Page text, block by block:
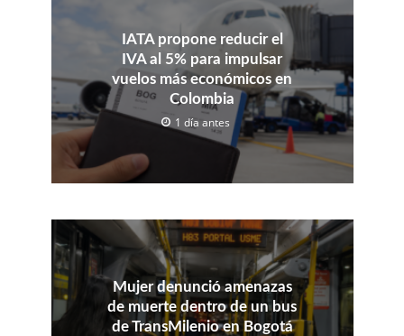
IATA propone reducir el
IVA al 5% para impulsar
vuelos más económicos en
Colombia
1 día antes
Mujer denunció amenazas
de muerte dentro de un bus
de TransMilenio en Bogotá